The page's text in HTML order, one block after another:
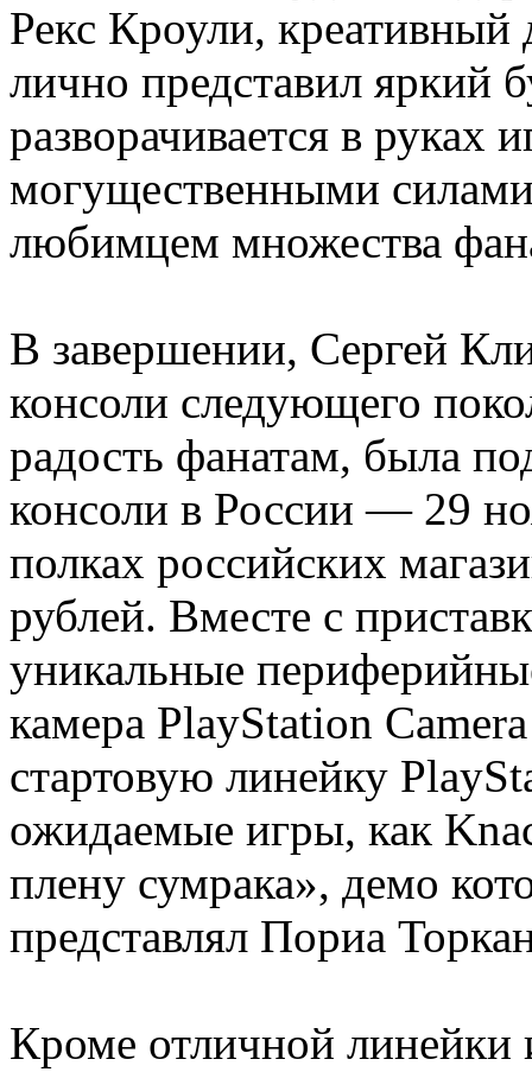
Рекс Кроули,
лично представил
разворачивается в руках
могущественными
любимцем множества
В завершении, Сергей
консоли следующего
радость фанатам, была
консоли в России — 29
полках российских
рублей. Вместе с
уникальные
камера PlayStation
стартовую линейку
ожидаемые игры, как
плену сумрака», демо
представлял Пориа
Кроме отличной линейки